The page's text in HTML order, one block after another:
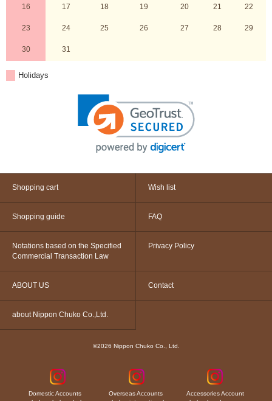
16 17 18 19 20 21 22
23 24 25 26 27 28 29
30 31
Holidays
Shopping cart Wish list
Shopping guide FAQ
Notations based on the Specified
Commercial Transaction Law
Privacy Policy
ABOUT US Contact
about Nippon Chuko Co.,Ltd.
©2026 Nippon Chuko Co., Ltd.
Domestic Accounts
Overseas Accounts
Accessories Account